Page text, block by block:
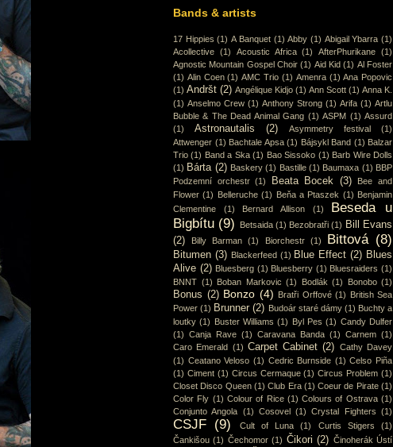
Bands & artists
17 Hippies (1) A Banquet (1) Abby (1) Abigail Ybarra (1)
Acollective (1) Acoustic Africa (1) AfterPhurikane (1)
Agnostic Mountain Gospel Choir (1) Aid Kid (1) Al Foster
(1) Alin Coen (1) AMC Trio (1) Amenra (1) Ana Popovic
(1) Andršt (2) Angélique Kidjo (1) Ann Scott (1) Anna K.
(1) Anselmo Crew (1) Anthony Strong (1) Arifa (1) Artlu
Bubble & The Dead Animal Gang (1) ASPM (1) Assurd
(1)
Astronautalis (2) Asymmetry festival
(1)
Attwenger (1) Bachtale Apsa (1) Bájsykl Band (1) Balzar
Trio (1) Band a Ska (1) Bao Sissoko (1) Barb Wire Dolls
(1) Bárta (2) Baskery (1) Bastille (1) Baumaxa (1) BBP
Podzemní orchestr (1) Beata Bocek (3)
Bee and
Flower (1) Belleruche (1) Beňa a Ptaszek (1) Benjamin
Clementine
(1) Bernard Allison (1)
Beseda u
Bigbítu (9) Betsaida (1) Bezobratři (1) Bill Evans
(2)
Billy Barman (1) Biorchestr (1) Bittová (8)
Bitumen (3) Blackerfeed (1) Blue Effect (2) Blues
Alive (2) Bluesberg (1) Bluesberry (1) Bluesraiders (1)
BNNT (1) Boban Markovic (1) Bodlák (1) Bonobo (1)
Bonus (2) Bonzo (4) Bratři Orffové (1)
British Sea
Power (1) Brunner (2) Budoár staré dámy (1) Buchty a
loutky (1) Buster Williams (1) Byl Pes (1) Candy Dulfer
(1) Canja Rave (1) Caravana Banda (1) Carnem (1)
Caro Emerald (1) Carpet Cabinet (2) Cathy Davey
(1) Ceatano Veloso (1) Cedric Burnside (1) Celso Piña
(1) Ciment (1) Circus Cermaque (1) Circus Problem (1)
Closet Disco Queen (1) Club Era (1) Coeur de Pirate (1)
Color Fly (1) Colour of Rice (1) Colours of Ostrava (1)
Conjunto Angola (1) Cosovel (1) Crystal Fighters (1)
CSJF (9) Cult of Luna (1) Curtis Stigers
(1)
Čankišou (1) Čechomor (1) Čikori (2) Činoherák Ústí